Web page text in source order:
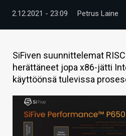
VIDEOT
TECHBBS
TIETOA
HINTA.FI
VAIHDA TEEMA
2.12.2021 - 23:09 Petrus Laine
SiFiven suunnittelemat
herättäneet jopa x86-jätti
käyttöönsä tulevissa